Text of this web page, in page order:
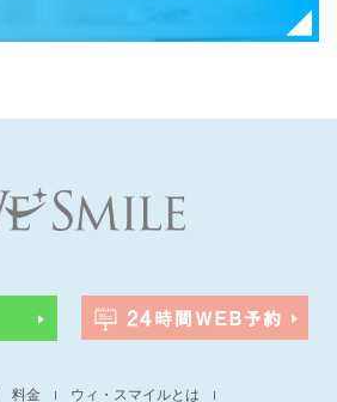
料金 ウィ・スマイルとは